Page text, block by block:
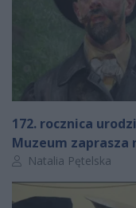
172. rocznica
Muzeum
Autor artykułu:
Natalia Pętelska